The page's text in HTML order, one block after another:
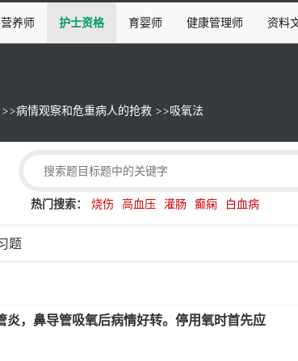
养师 护士资格 育婴师 健康管理师 资料
>>病情观察和危重病人的抢救 >>吸氧法
热门搜索： 烧伤 高血压 灌肠 癫痫 白血病
题
，鼻导管吸氧后病情好转。停用氧时首先应